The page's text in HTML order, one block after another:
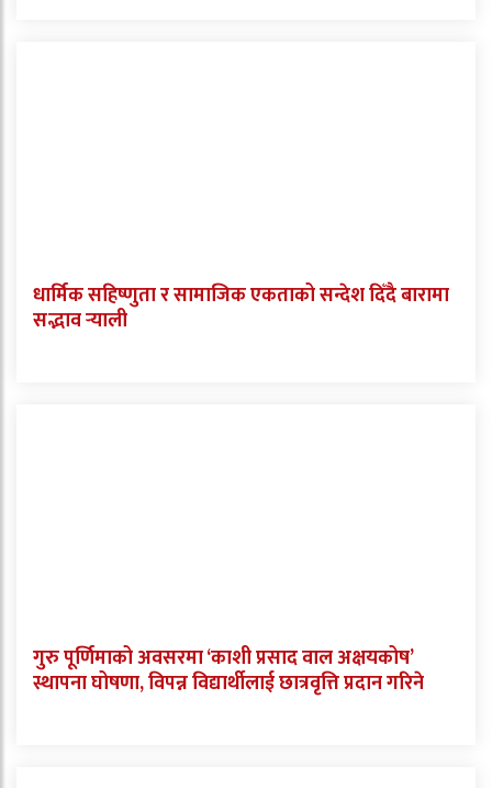
धार्मिक सहिष्णुता र सामाजिक एकताको सन्देश दिँदै बारामा
सद्भाव र्‍याली
गुरु पूर्णिमाको अवसरमा ‘काशी प्रसाद वाल अक्षयकोष’
स्थापना घोषणा, विपन्न विद्यार्थीलाई छात्रवृत्ति प्रदान गरिने